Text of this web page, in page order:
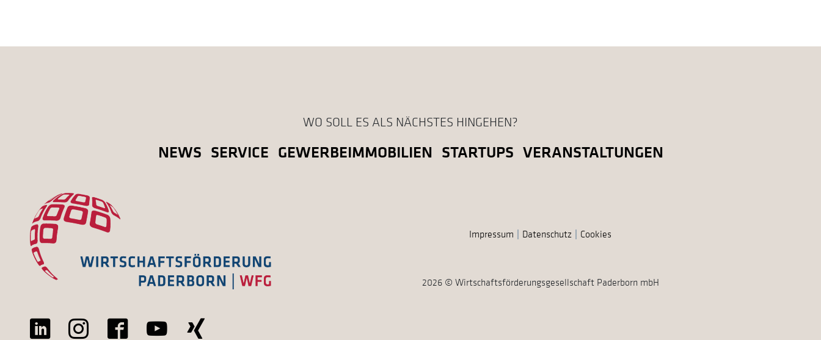
WO SOLL ES ALS NÄCHSTES HINGEHEN?
NEWS SERVICE GEWERBEIMMOBILIEN STARTUPS VERANSTALTUNGEN
Impressum Datenschutz Cookies
2026 © Wirtschaftsförderungsgesellschaft Paderborn mbH